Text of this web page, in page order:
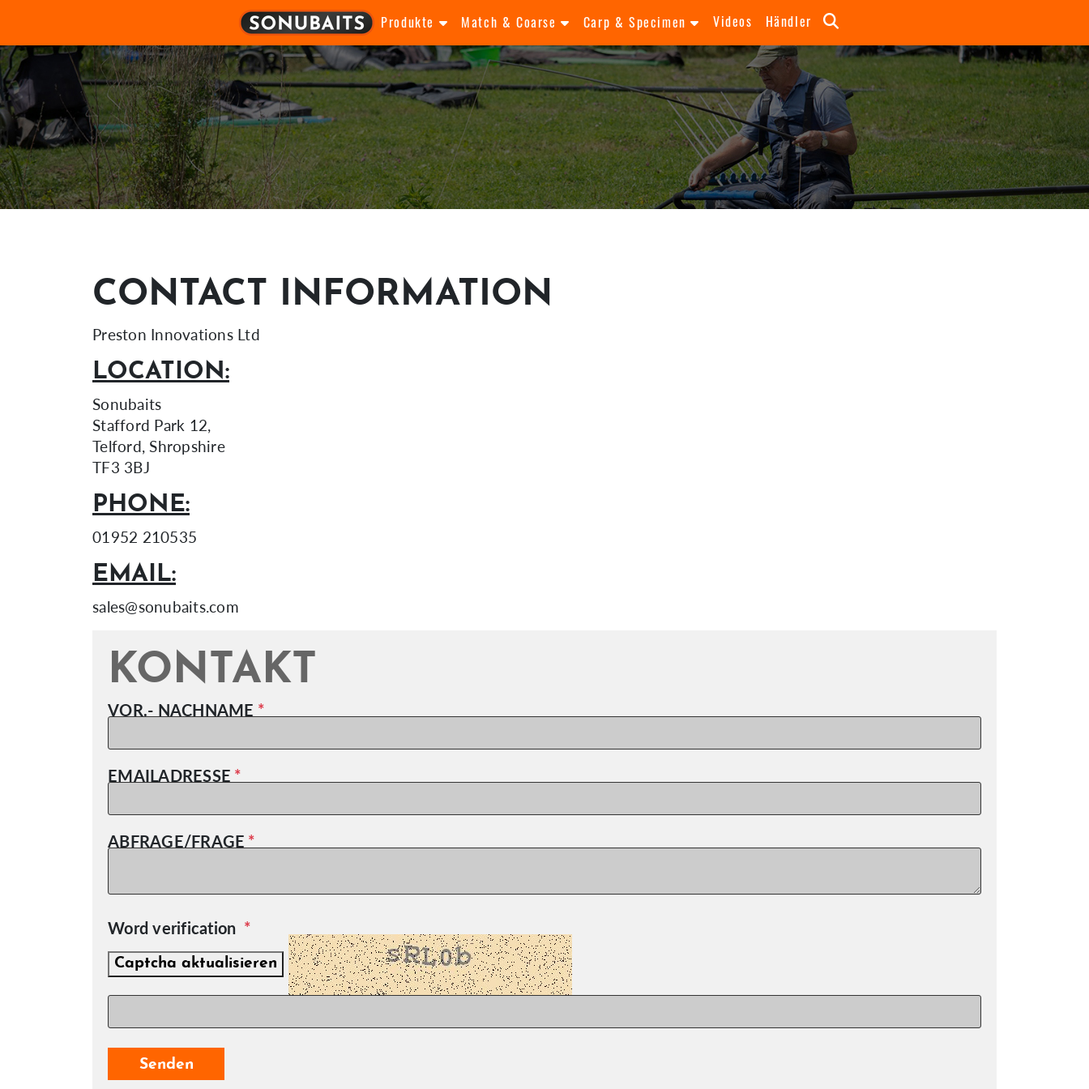
Produkte Match & Coarse Carp & Specimen Videos Händler
CONTACT INFORMATION
Preston Innovations Ltd
LOCATION:
Sonubaits
Stafford Park 12,
Telford, Shropshire
TF3 3BJ
PHONE:
01952 210535
EMAIL:
sales@sonubaits.com
KONTAKT
VOR.- NACHNAME
EMAILADRESSE
ABFRAGE/FRAGE
Word verification
Captcha aktualisieren
Senden